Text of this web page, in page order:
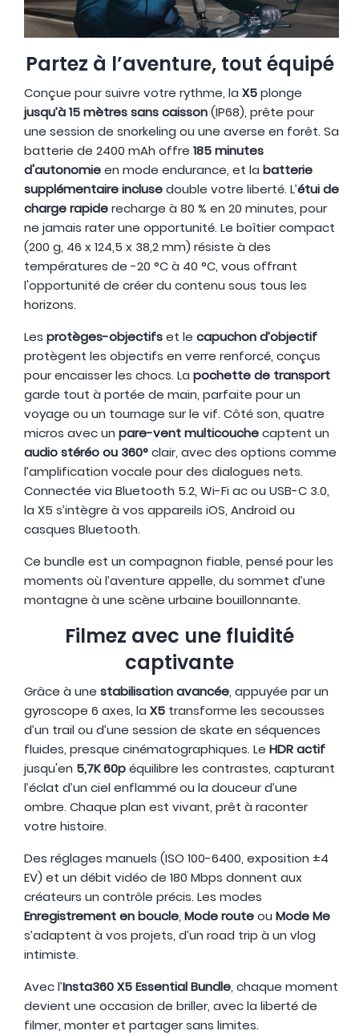
Partez à l’aventure, tout équipé
Conçue pour suivre votre rythme, la X5plonge
jusqu’à 15 mètres sans caisson(IP68), prête pour
une session de snorkeling ou une averse en forêt. Sa
batterie de 2400 mAh offre 185 minutes
d'autonomieen mode endurance, et la batterie
supplémentaire inclusedouble votre liberté. L’étui de
charge rapiderecharge à 80 % en 20 minutes, pour
ne jamais rater une opportunité. Le boîtier compact
(200 g, 46 x 124,5 x 38,2 mm) résiste à des
températures de -20 °C à 40 °C, vous offrant
l'opportunité de créer du contenu sous tous les
horizons.
Les protèges-objectifset le capuchon d’objectif
protègent les objectifs en verre renforcé, conçus
pour encaisser les chocs. La pochette de transport
garde tout à portée de main, parfaite pour un
voyage ou un tournage sur le vif. Côté son, quatre
micros avec un pare-vent multicouchecaptent un
audio stéréo ou 360°clair, avec des options comme
l’amplification vocale pour des dialogues nets.
Connectée via Bluetooth 5.2, Wi-Fi ac ou USB-C 3.0,
la X5 s’intègre à vos appareils iOS, Android ou
casques Bluetooth.
Ce bundle est un compagnon fiable, pensé pour les
moments où l’aventure appelle, du sommet d’une
montagne à une scène urbaine bouillonnante.
Filmez avec une fluidité
captivante
Grâce à une stabilisation avancée, appuyée par un
gyroscope 6 axes, la X5 transforme les secousses
d’un trail ou d’une session de skate en séquences
fluides, presque cinématographiques. Le HDR actif
jusqu'en 5,7K 60péquilibre les contrastes, capturant
l’éclat d’un ciel enflammé ou la douceur d’une
ombre. Chaque plan est vivant, prêt à raconter
votre histoire.
Des réglages manuels (ISO 100-6400, exposition ±4
EV) et un débit vidéo de 180 Mbps donnent aux
créateurs un contrôle précis. Les modes
Enregistrement en boucle, Mode routeou Mode Me
s’adaptent à vos projets, d’un road trip à un vlog
intimiste.
Avec l’Insta360 X5 Essential Bundle, chaque moment
devient une occasion de briller, avec la liberté de
filmer, monter et partager sans limites.